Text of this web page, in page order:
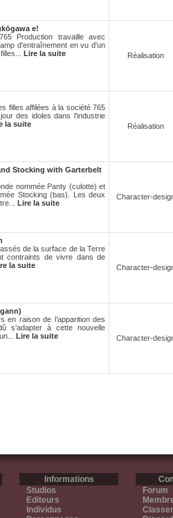
e!
Production travaille avec
d'entraînement en vu d'un
Lire la suite Réalisation
filles affilées à la société 765
des idoles dans l'industrie
la suite Réalisation
Stocking with Garterbelt
nommée Panty (culotte) et
Stocking (bas). Les deux
Lire la suite
Character-
de la surface de la Terre
contraints de vivre dans de
la suite Character-
en raison de l’apparition des
s’adapter à cette nouvelle
Lire la suite Character-
Informations
Studios
Editeurs
Individus
Forum